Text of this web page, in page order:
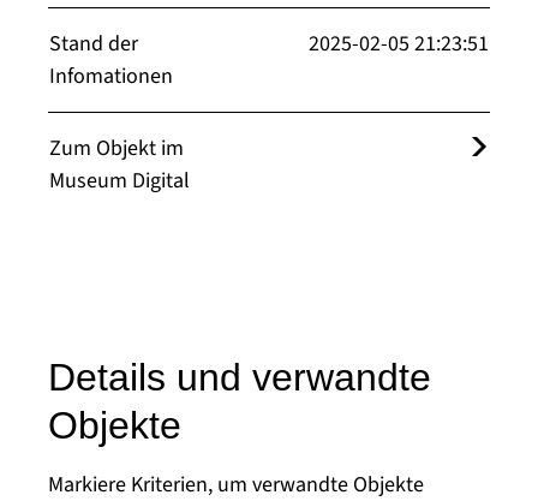
Stand der
Infomationen
2025-02-05 21:23:51
Zum Objekt im
Museum Digital
Details und verwandte
Objekte
Markiere Kriterien, um verwandte Objekte